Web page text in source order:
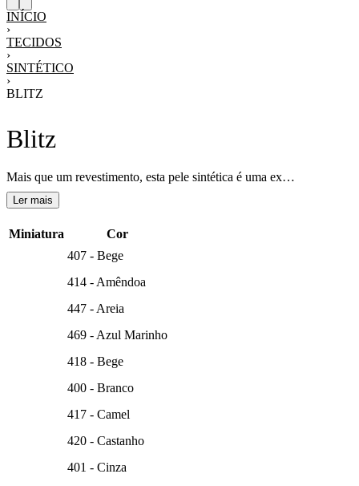
INÍCIO
›
TECIDOS
›
SINTÉTICO
›
BLITZ
Blitz
Mais que um revestimento, esta pele sintética é uma experiência tátil e visual. A sua superfície 100% silicone revela uma elegância silenciosa, onde a tecnologia traduz-se em conforto absoluto e sofisticação intemporal.
Miniatura
Cor
407 - Bege
414 - Amêndoa
447 - Areia
469 - Azul Marinho
418 - Bege
400 - Branco
417 - Camel
420 - Castanho
401 - Cinza